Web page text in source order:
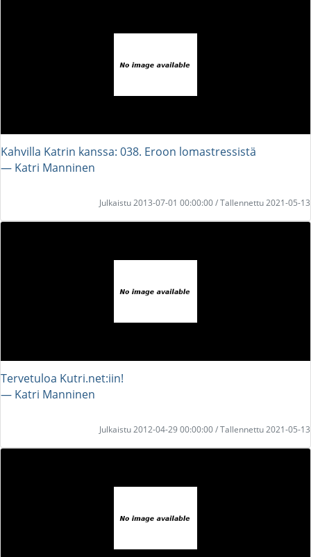
Kahvilla Katrin kanssa: 038. Eroon lomastressistä
― Katri Manninen
Julkaistu 2013-07-01 00:00:00 / Tallennettu 2021-05-13
Tervetuloa Kutri.net:iin!
― Katri Manninen
Julkaistu 2012-04-29 00:00:00 / Tallennettu 2021-05-13